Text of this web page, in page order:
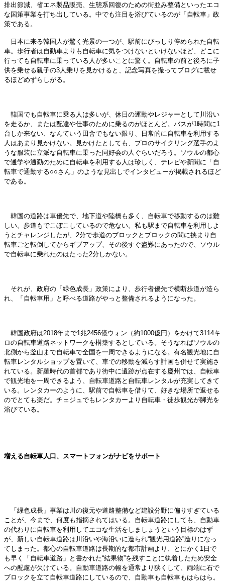
排出節減、省エネ製品販売、生態系回復のための街並み整備といったエコ
な国策事業を打ち出している。中でも注目を浴びているのが「自転車」政
策である。
日本に来る韓国人が驚く光景の一つが、駅前にびっしり停められた自転
車。歩行者は自動車よりも自転車に気をつけないといけないほど、どこに
行っても自転車に乗っている人が多いことに驚く。自転車の前と後ろに子
供を乗せる親子の3人乗りを見かけると、記念写真を撮ってブログに載せ
るほどめずらしがる。
韓国でも自転車に乗る人は多いが、休日の運動やレジャーとして川沿い
を走るか、または配達や仕事のために乗るのがほとんど。バスが1時間に1
台しか来ない、なんていう田舎でもない限り、日常的に自転車を利用する
人はあまり見かけない。見かけたとしても、プロのサイクリング選手のよ
うな服装に立派な自転車に乗った同好会の人ぐらいだろう。ソウルの都心
で通学や通勤のために自転車を利用する人は珍しく、テレビや新聞に「自
転車で通勤する○○さん」のような見出しでインタビューが掲載されるほど
である。
韓国の道路は車優先で、地下道や陸橋も多く、自転車で移動するのは難
しい。歩道もでこぼこしているので危ない。私も駅まで自転車を利用しよ
うとチャレンジしたが、2分で歩道のブロックとブロックの間に挟まり自
転車ごと転倒してからギブアップ、その後すぐ盗難にあったので、ソウル
で自転車に乗れたのはたった2分しかない。
それが、政府の「緑色成長」政策により、歩行者優先で横断歩道が造ら
れ、「自転車用」と呼べる道路がやっと整備されるようになった。
韓国政府は2018年まで1兆2456億ウォン（約1000億円）をかけて3114キ
ロの自転車道路ネットワークを構築するとしている。そうなればソウルの
北側から釜山まで自転車で全国を一周できるようになる。有名観光地に自
転車レンタルショップを置いて、車での移動を減らす計画も併せて実施さ
れている。新羅時代の首都であり街中に遺跡が点在する慶州では、自転車
で観光地を一周できるよう、自転車道路と自転車レンタルが充実してきて
いる。レンタカーのように、駅前で自転車を借りて、好きな場所で返せる
のでとても楽だ。チェジュでもレンタカーより自転車・徒歩観光が脚光を
浴びている。
増える自転車人口、スマートフォンがナビをサポート
「緑色成長」事業は川の復元や道路整備など建設分野に偏りすぎている
ことが、今まで、何度も指摘されてはいる。自転車道路にしても、自動車
の代わりに自転車を利用してエコな生活をしましょうという目標のはず
が、新しい自転車道路は川沿いや海沿いに造られ“観光用道路”造りになっ
てしまった。都心の自転車道路は長期的な都市計画より、とにかく1日で
も早く「自転車道路」と書かれた“結果物”を残すことに執着したため安全
への配慮が欠けている。自動車道路の幅を通常より狭くして、両端に石で
ブロックを立て自転車道路にしているので、自動車も自転車もはらはら。